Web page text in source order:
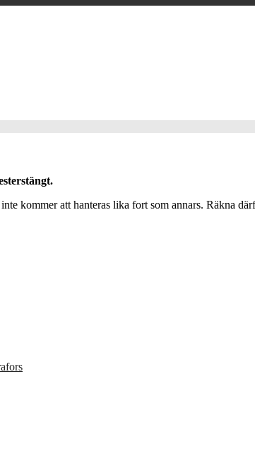
kommer att hanteras lika fort som annars. Räkna